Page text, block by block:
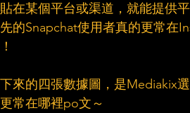
在某個平台或渠道，就能提供
的Snapchat使用者真的更常在
來的四張數據圖，是Mediakix
常在哪裡po文～